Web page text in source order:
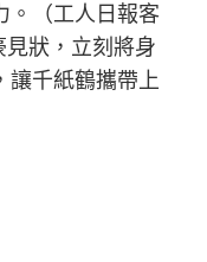
。（工人日報客
狀，立刻將身
讓千紙鶴攜帶上